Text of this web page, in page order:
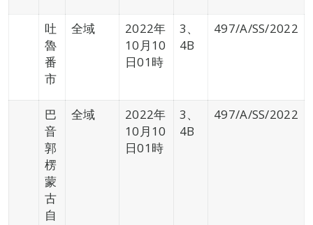
吐
魯
番
市
全域
2022年
10月10
日01時
3、
4B
497/A/SS/2022
巴
音
郭
楞
蒙
古
自
全域
2022年
10月10
日01時
3、
4B
497/A/SS/2022